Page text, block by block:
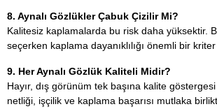
8. Aynalı Gözlükler Çabuk Çizilir Mi?
Kalitesiz kaplamalarda bu risk daha yüksektir.
seçerken kaplama dayanıklılığı önemli bir kriter
9. Her Aynalı Gözlük Kaliteli Midir?
Hayır, dış görünüm tek başına kalite
netliği, işçilik ve kaplama başarısı mutlaka